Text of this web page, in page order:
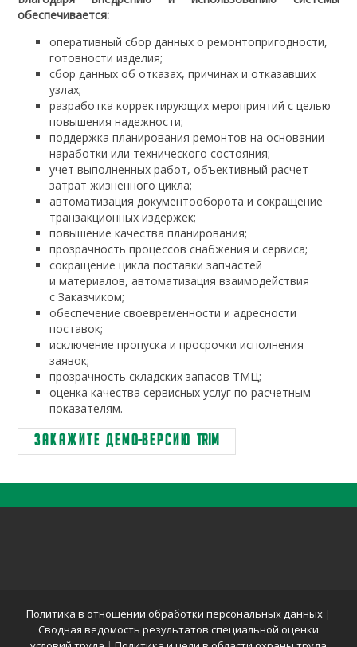
обеспечивается:
оперативный сбор данных о ремонтопригодности,
готовности изделия;
сбор данных об отказах, причинах и отказавших
узлах;
разработка корректирующих мероприятий с целью
повышения надежности;
поддержка планирования ремонтов на основании
наработки или технического состояния;
учет выполненных работ, объективный расчет
затрат жизненного цикла;
автоматизация документооборота и сокращение
транзакционных издержек;
повышение качества планирования;
прозрачность процессов снабжения и сервиса;
сокращение цикла поставки запчастей
и материалов, автоматизация взаимодействия
с Заказчиком;
обеспечение своевременности и адресности
поставок;
исключение пропуска и просрочки исполнения
заявок;
прозрачность складских запасов ТМЦ;
оценка качества сервисных услуг по расчетным
показателям.
З а к а ж и т е д е м о-в е р с и ю TRIM
Политика в отношении обработки персональных данных |
Сводная ведомость результатов специальной оценки